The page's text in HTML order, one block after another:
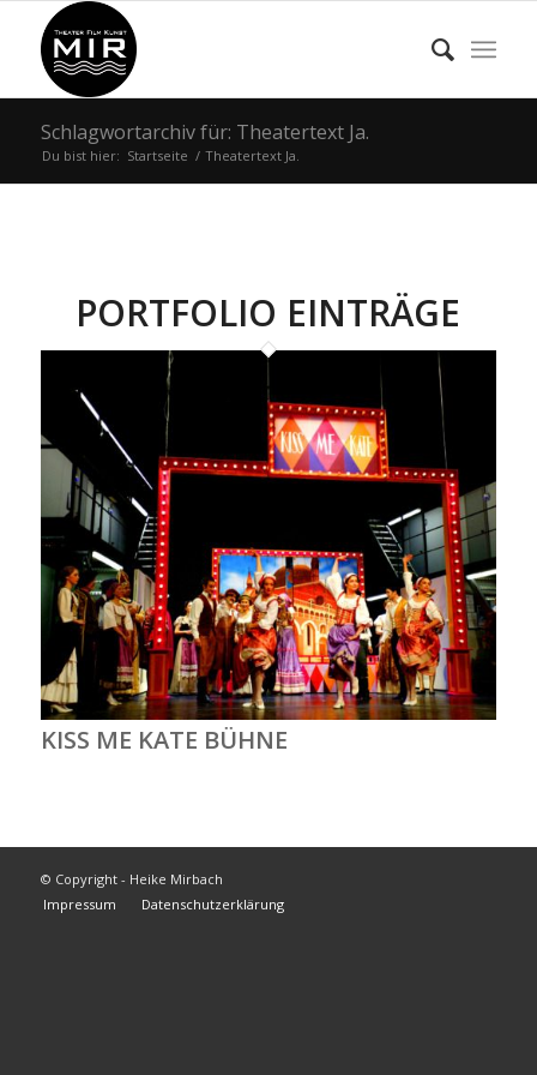
Schlagwortarchiv für: Theatertext Ja.
Du bist hier: Startseite / Theatertext Ja.
PORTFOLIO EINTRÄGE
KISS ME KATE BÜHNE
© Copyright - Heike Mirbach
Impressum
Datenschutzerklärung